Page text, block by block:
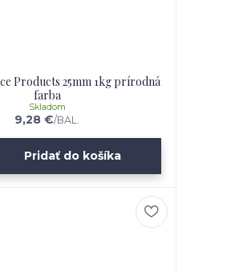
Products 25mm 1kg prírodná
farba
9,28 €/BAL.
Skladom
Pridať do košíka